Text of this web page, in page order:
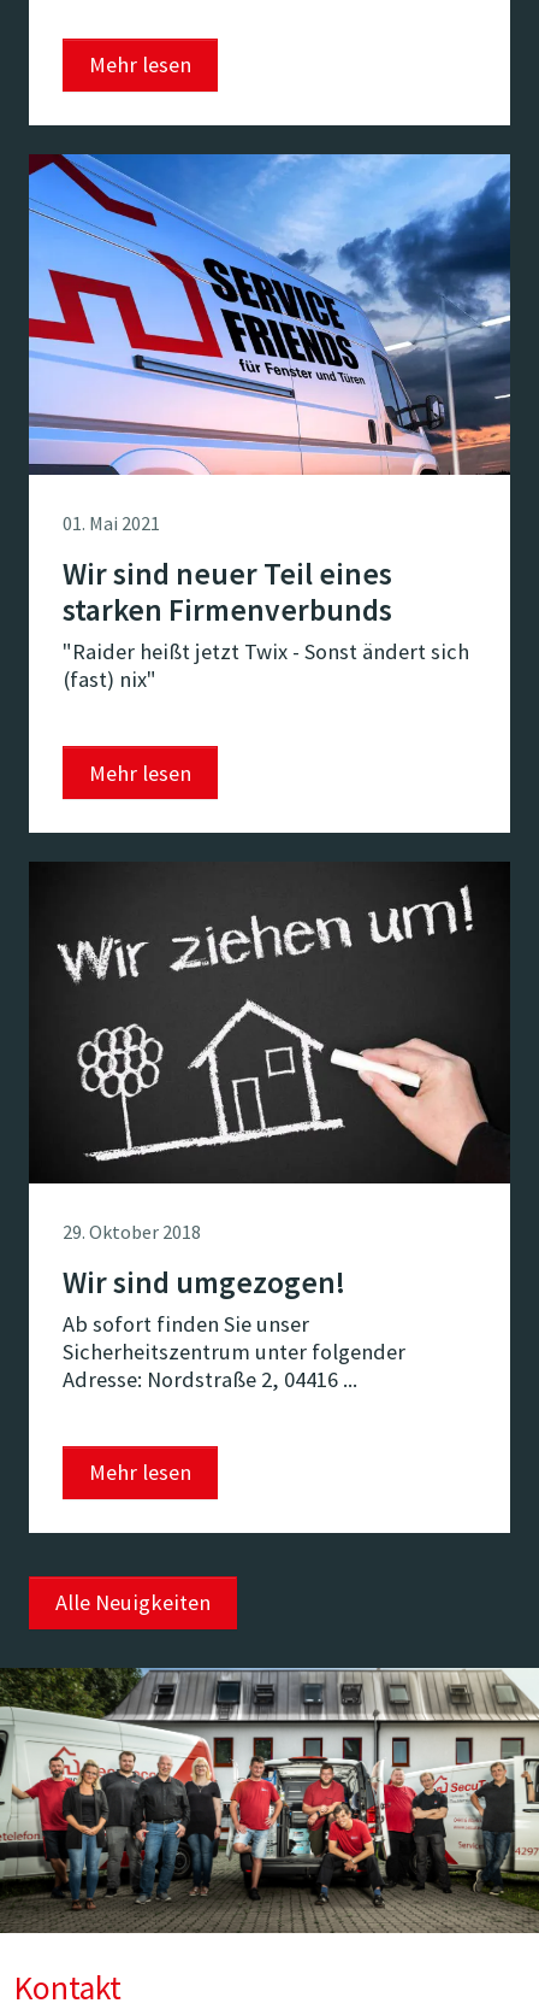
Mehr lesen
01. Mai 2021
Wir sind neuer Teil eines
starken Firmenverbunds
"Raider heißt jetzt Twix - Sonst ändert sich
(fast) nix"
Mehr lesen
29. Oktober 2018
Wir sind umgezogen!
Ab sofort finden Sie unser
Sicherheitszentrum unter folgender
Adresse: Nordstraße 2, 04416 ...
Mehr lesen
Alle Neuigkeiten
Kontakt